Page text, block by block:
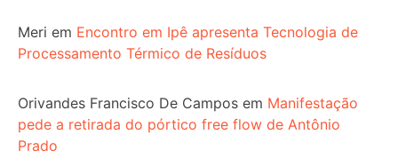
Meri em Encontro em Ipê apresenta Tecnologia de
Processamento Térmico de Resíduos
Orivandes Francisco De Campos em Manifestação
pede a retirada do pórtico free flow de Antônio
Prado